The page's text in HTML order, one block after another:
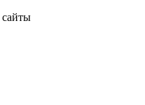
сайты